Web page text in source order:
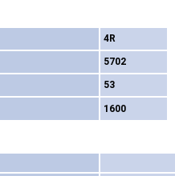
4R
5702
53
1600